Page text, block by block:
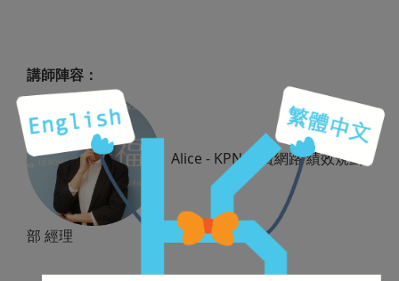
講師陣容：
Alice - KPN 奇寶網路 績效規劃
部 經理